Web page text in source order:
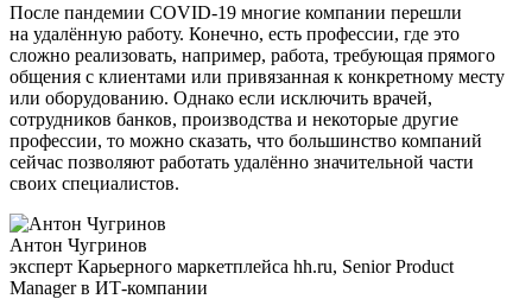
После пандемии COVID-19 многие компании перешли
на удалённую работу. Конечно, есть профессии, где это
сложно реализовать, например, работа, требующая прямого
общения с клиентами или привязанная к конкретному месту
или оборудованию. Однако если исключить врачей,
сотрудников банков, производства и некоторые другие
профессии, то можно сказать, что большинство компаний
сейчас позволяют работать удалённо значительной части
своих специалистов.
Антон Чугринов
эксперт Карьерного маркетплейса hh.ru, Senior Product
Manager в ИТ-компании